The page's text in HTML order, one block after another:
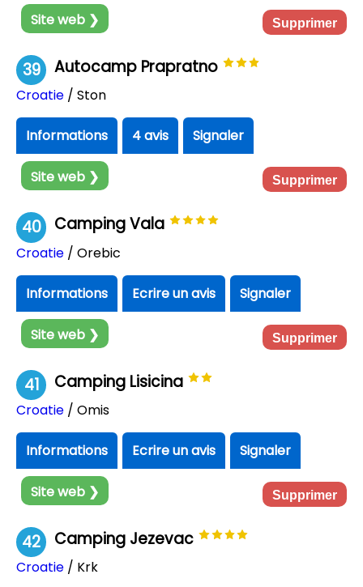
Site web ❯ Supprimer
39 Autocamp Prapratno
Croatie / Ston
Informations 4 avis Signaler
Site web ❯ Supprimer
40 Camping Vala
Croatie / Orebic
Informations Ecrire un avis Signaler
Site web ❯ Supprimer
41 Camping Lisicina
Croatie / Omis
Informations Ecrire un avis Signaler
Site web ❯ Supprimer
42 Camping Jezevac
Croatie / Krk